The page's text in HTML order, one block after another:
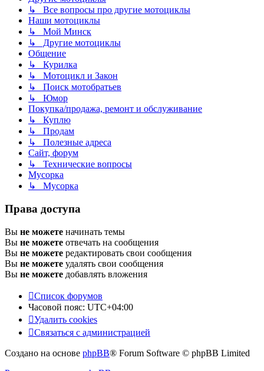
↳ Все вопросы про другие мотоциклы
Наши мотоциклы
↳ Мой Минск
↳ Другие мотоциклы
Общение
↳ Курилка
↳ Мотоцикл и Закон
↳ Поиск мотобратьев
↳ Юмор
Покупка/продажа, ремонт и обслуживание
↳ Куплю
↳ Продам
↳ Полезные адреса
Сайт, форум
↳ Технические вопросы
Мусорка
↳ Мусорка
Права доступа
Вы не можете начинать темы
Вы не можете отвечать на сообщения
Вы не можете редактировать свои сообщения
Вы не можете удалять свои сообщения
Вы не можете добавлять вложения
Список форумов
Часовой пояс: UTC+04:00
Удалить cookies
Связаться с администрацией
Создано на основе phpBB® Forum Software © phpBB Limited